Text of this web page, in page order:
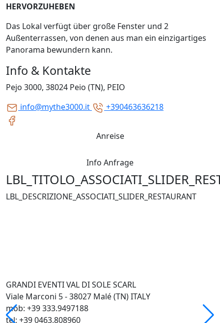
Info & Kontakte
Pejo 3000, 38024 Peio (TN), PEIO
info@mythe3000.it
+390463636218
Anreise
Info Anfrage
HERVORZUHEBEN
Das Lokal verfügt über große Fenster und 2
Außenterrassen, von denen aus man ein einzigartiges
Panorama bewundern kann.
LBL_DESCRIZIONE_ASSOCIATI_SLIDER_RESTAURANT
GRANDI EVENTI VAL DI SOLE SCARL
Viale Marconi 5 - 38027 Malé (TN) ITALY
mob: +39 333.9497188
tel: +39 0463.808960